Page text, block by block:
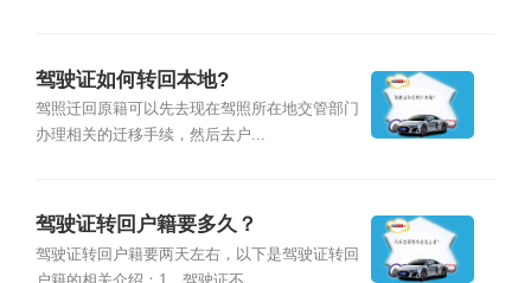
驾驶证如何转回本地?
驾照迁回原籍可以先去现在驾照所在地交管部门
办理相关的迁移手续，然后去户...
驾驶证转回户籍要多久？
驾驶证转回户籍要两天左右，以下是驾驶证转回